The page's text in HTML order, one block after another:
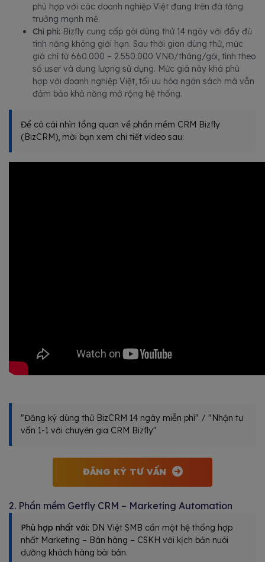
phù hợp với các doanh nghiệp Việt đang trên đà tăng
trưởng mạnh mẽ.
Chi phí: Bizfly cung cấp gói dùng thử 14 ngày với đầy đủ
tính năng không giới hạn. Sau thời gian dùng thử, mức
giá chỉ từ 660.000 – 2.550.000 VNĐ/tháng/gói, tính theo
số user và dung lượng sử dụng. Mức giá này khá phù
hợp với doanh nghiệp Việt, tối ưu hóa ngân sách mà vẫn
đảm bảo khả năng mở rộng hệ thống.
Để có cái nhìn tổng quan về phần mềm CRM Bizfly
(BizCRM), mời bạn xem chi tiết video sau:
"Đăng ký dùng thử BizCRM 14 ngày miễn phí" / "Nhận tư
vấn 1-1 với chuyên gia CRM Bizfly"
ĐĂNG KÝ TƯ VẤN
2. Phần mềm Getfly CRM – Marketing Automation
Phù hợp nhất với: DN Việt SMB cần một hệ thống hợp
nhất Marketing – Bán hàng – CSKH với kịch bản nuôi
dưỡng khách hàng bài bản.